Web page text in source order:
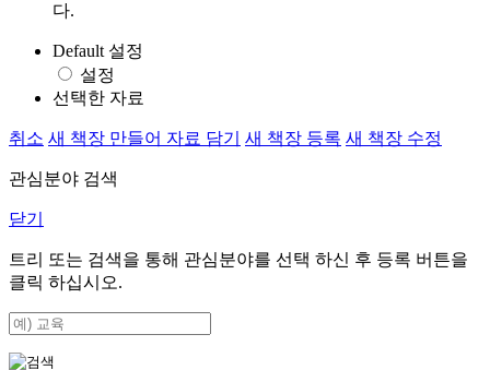
다.
Default 설정
설정
선택한 자료
취소 새 책장 만들어 자료 담기 새 책장 등록 새 책장 수정
관심분야 검색
닫기
트리 또는 검색을 통해 관심분야를 선택 하신 후 등록 버튼을
클릭 하십시오.